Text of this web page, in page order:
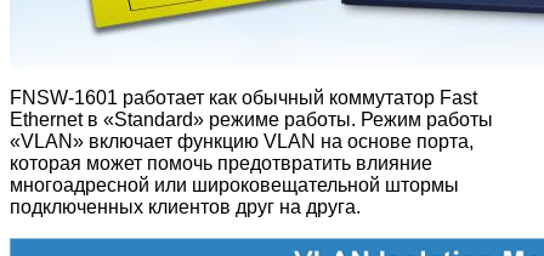
FNSW-1601 работает как обычный коммутатор Fast
Ethernet в «Standard» режиме работы. Режим работы
«VLAN» включает функцию VLAN на основе порта,
которая может помочь предотвратить влияние
многоадресной или широковещательной штормы
подключенных клиентов друг на друга.